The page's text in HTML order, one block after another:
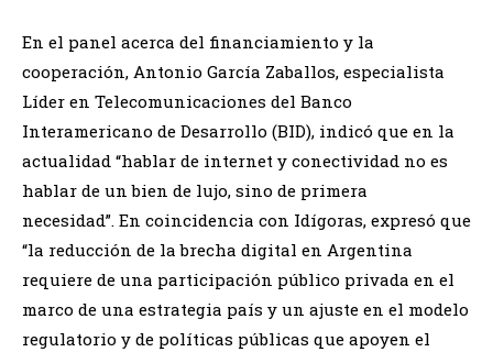
En el panel acerca del financiamiento y la
cooperación, Antonio García Zaballos, especialista
Líder en Telecomunicaciones del Banco
Interamericano de Desarrollo (BID), indicó que en la
actualidad “hablar de internet y conectividad no es
hablar de un bien de lujo, sino de primera
necesidad”. En coincidencia con Idígoras, expresó que
“la reducción de la brecha digital en Argentina
requiere de una participación público privada en el
marco de una estrategia país y un ajuste en el modelo
regulatorio y de políticas públicas que apoyen el